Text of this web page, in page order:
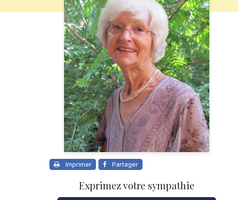
Imprimer Partager
Exprimez votre sympathie